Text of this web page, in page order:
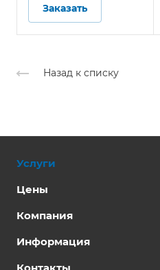
Заказать
Назад к списку
Услуги
Цены
Компания
Информация